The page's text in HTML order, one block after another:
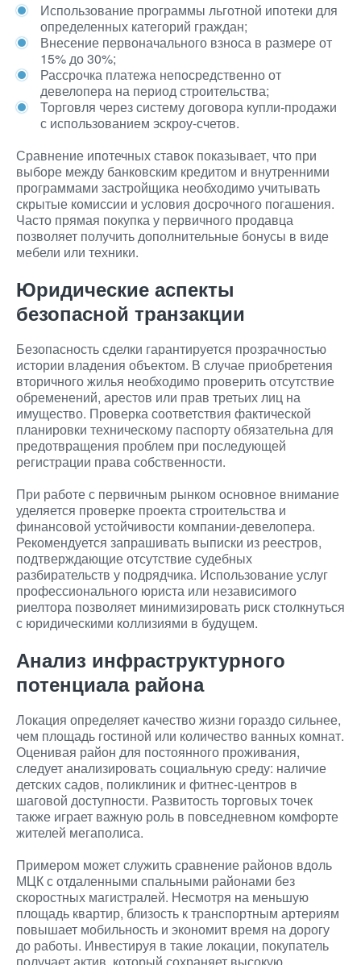
Использование программы льготной ипотеки для
определенных категорий граждан;
Внесение первоначального взноса в размере от
15% до 30%;
Рассрочка платежа непосредственно от
девелопера на период строительства;
Торговля через систему договора купли-продажи
с использованием эскроу-счетов.
Сравнение ипотечных ставок показывает, что при
выборе между банковским кредитом и внутренними
программами застройщика необходимо учитывать
скрытые комиссии и условия досрочного погашения.
Часто прямая покупка у первичного продавца
позволяет получить дополнительные бонусы в виде
мебели или техники.
Юридические аспекты
безопасной транзакции
Безопасность сделки гарантируется прозрачностью
истории владения объектом. В случае приобретения
вторичного жилья необходимо проверить отсутствие
обременений, арестов или прав третьих лиц на
имущество. Проверка соответствия фактической
планировки техническому паспорту обязательна для
предотвращения проблем при последующей
регистрации права собственности.
При работе с первичным рынком основное внимание
уделяется проверке проекта строительства и
финансовой устойчивости компании-девелопера.
Рекомендуется запрашивать выписки из реестров,
подтверждающие отсутствие судебных
разбирательств у подрядчика. Использование услуг
профессионального юриста или независимого
риелтора позволяет минимизировать риск столкнуться
с юридическими коллизиями в будущем.
Анализ инфраструктурного
потенциала района
Локация определяет качество жизни гораздо сильнее,
чем площадь гостиной или количество ванных комнат.
Оценивая район для постоянного проживания,
следует анализировать социальную среду: наличие
детских садов, поликлиник и фитнес-центров в
шаговой доступности. Развитость торговых точек
также играет важную роль в повседневном комфорте
жителей мегаполиса.
Примером может служить сравнение районов вдоль
МЦК с отдаленными спальными районами без
скоростных магистралей. Несмотря на меньшую
площадь квартир, близость к транспортным артериям
повышает мобильность и экономит время на дорогу
до работы. Инвестируя в такие локации, покупатель